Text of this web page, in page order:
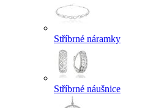
Stříbrné náramky
Stříbrné náušnice